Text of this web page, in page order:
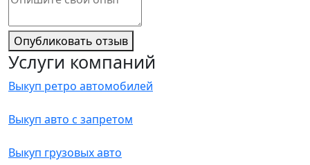
Опубликовать отзыв
Услуги компаний
Выкуп ретро автомобилей
Выкуп авто с запретом
Выкуп грузовых авто